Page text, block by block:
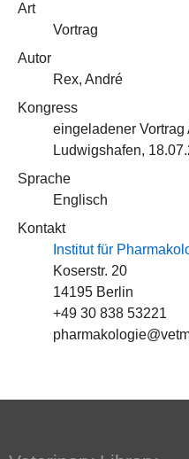
Art
Vortrag
Autor
Rex, André
Kongress
eingeladener Vortrag
Ludwigshafen,
Sprache
Englisch
Kontakt
Institut für
Koserstr. 20
14195 Berlin
+49 30 838 53221